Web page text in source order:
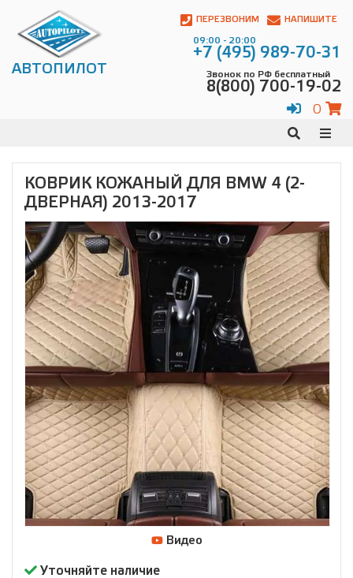
АВТОПИЛОТ
ПЕРЕЗВОНИМ НАПИШИТЕ
09:00 - 20:00
+7 (495) 989-70-31
Звонок по РФ бесплатный
8(800) 700-19-02
0
КОВРИК КОЖАНЫЙ ДЛЯ BMW 4 (2-
ДВЕРНАЯ) 2013-2017
Уточняйте наличие
Видео
Контакты:
Адрес:
Чагинская
700-
Телефон:+7
(495)
989-
Электронная
почта:
info@avtopilot1.ru